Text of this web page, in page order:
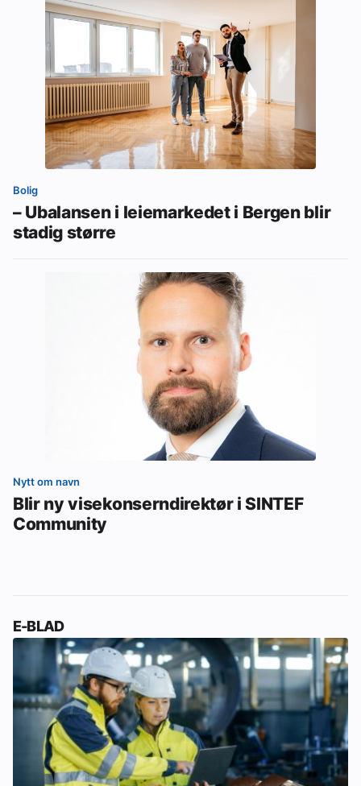
Bolig
– Ubalansen i leiemarkedet i Bergen blir
stadig større
Nytt om navn
Blir ny visekonserndirektør i SINTEF
Community
E-BLAD